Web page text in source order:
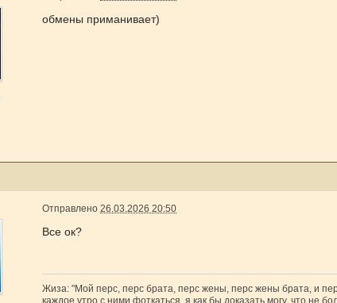
обмены приманивает)
Отправлено26.03.2026 20:50
Все ок?
Жиза: "Мой перс, перс брата, перс жены, перс жены брата, и
каждое утро с ними фоткаться, я как бы доказать могу, что не